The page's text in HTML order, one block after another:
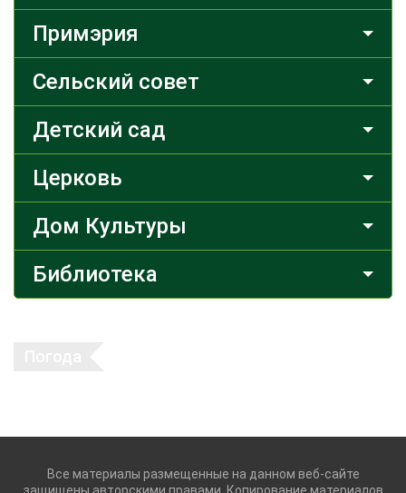
Примэрия
Сельский совет
Детский сад
Церковь
Дом Культуры
Библиотека
Все материалы размещенные на данном веб-сайте